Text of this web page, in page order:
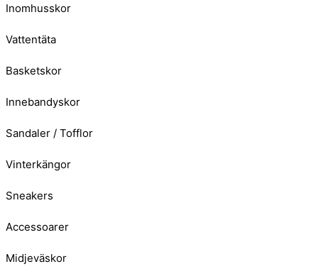
Inomhusskor
Vattentäta
Basketskor
Innebandyskor
Sandaler / Tofflor
Vinterkängor
Sneakers
Accessoarer
Midjeväskor